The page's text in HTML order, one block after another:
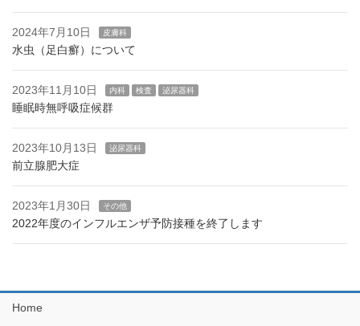
2024年7月10日 皮膚科
水虫（足白癬）について
2023年11月10日 内科 検査 泌尿器科
睡眠時無呼吸症候群
2023年10月13日 泌尿器科
前立腺肥大症
2023年1月30日 その他
2022年度のインフルエンザ予防接種を終了します
Home